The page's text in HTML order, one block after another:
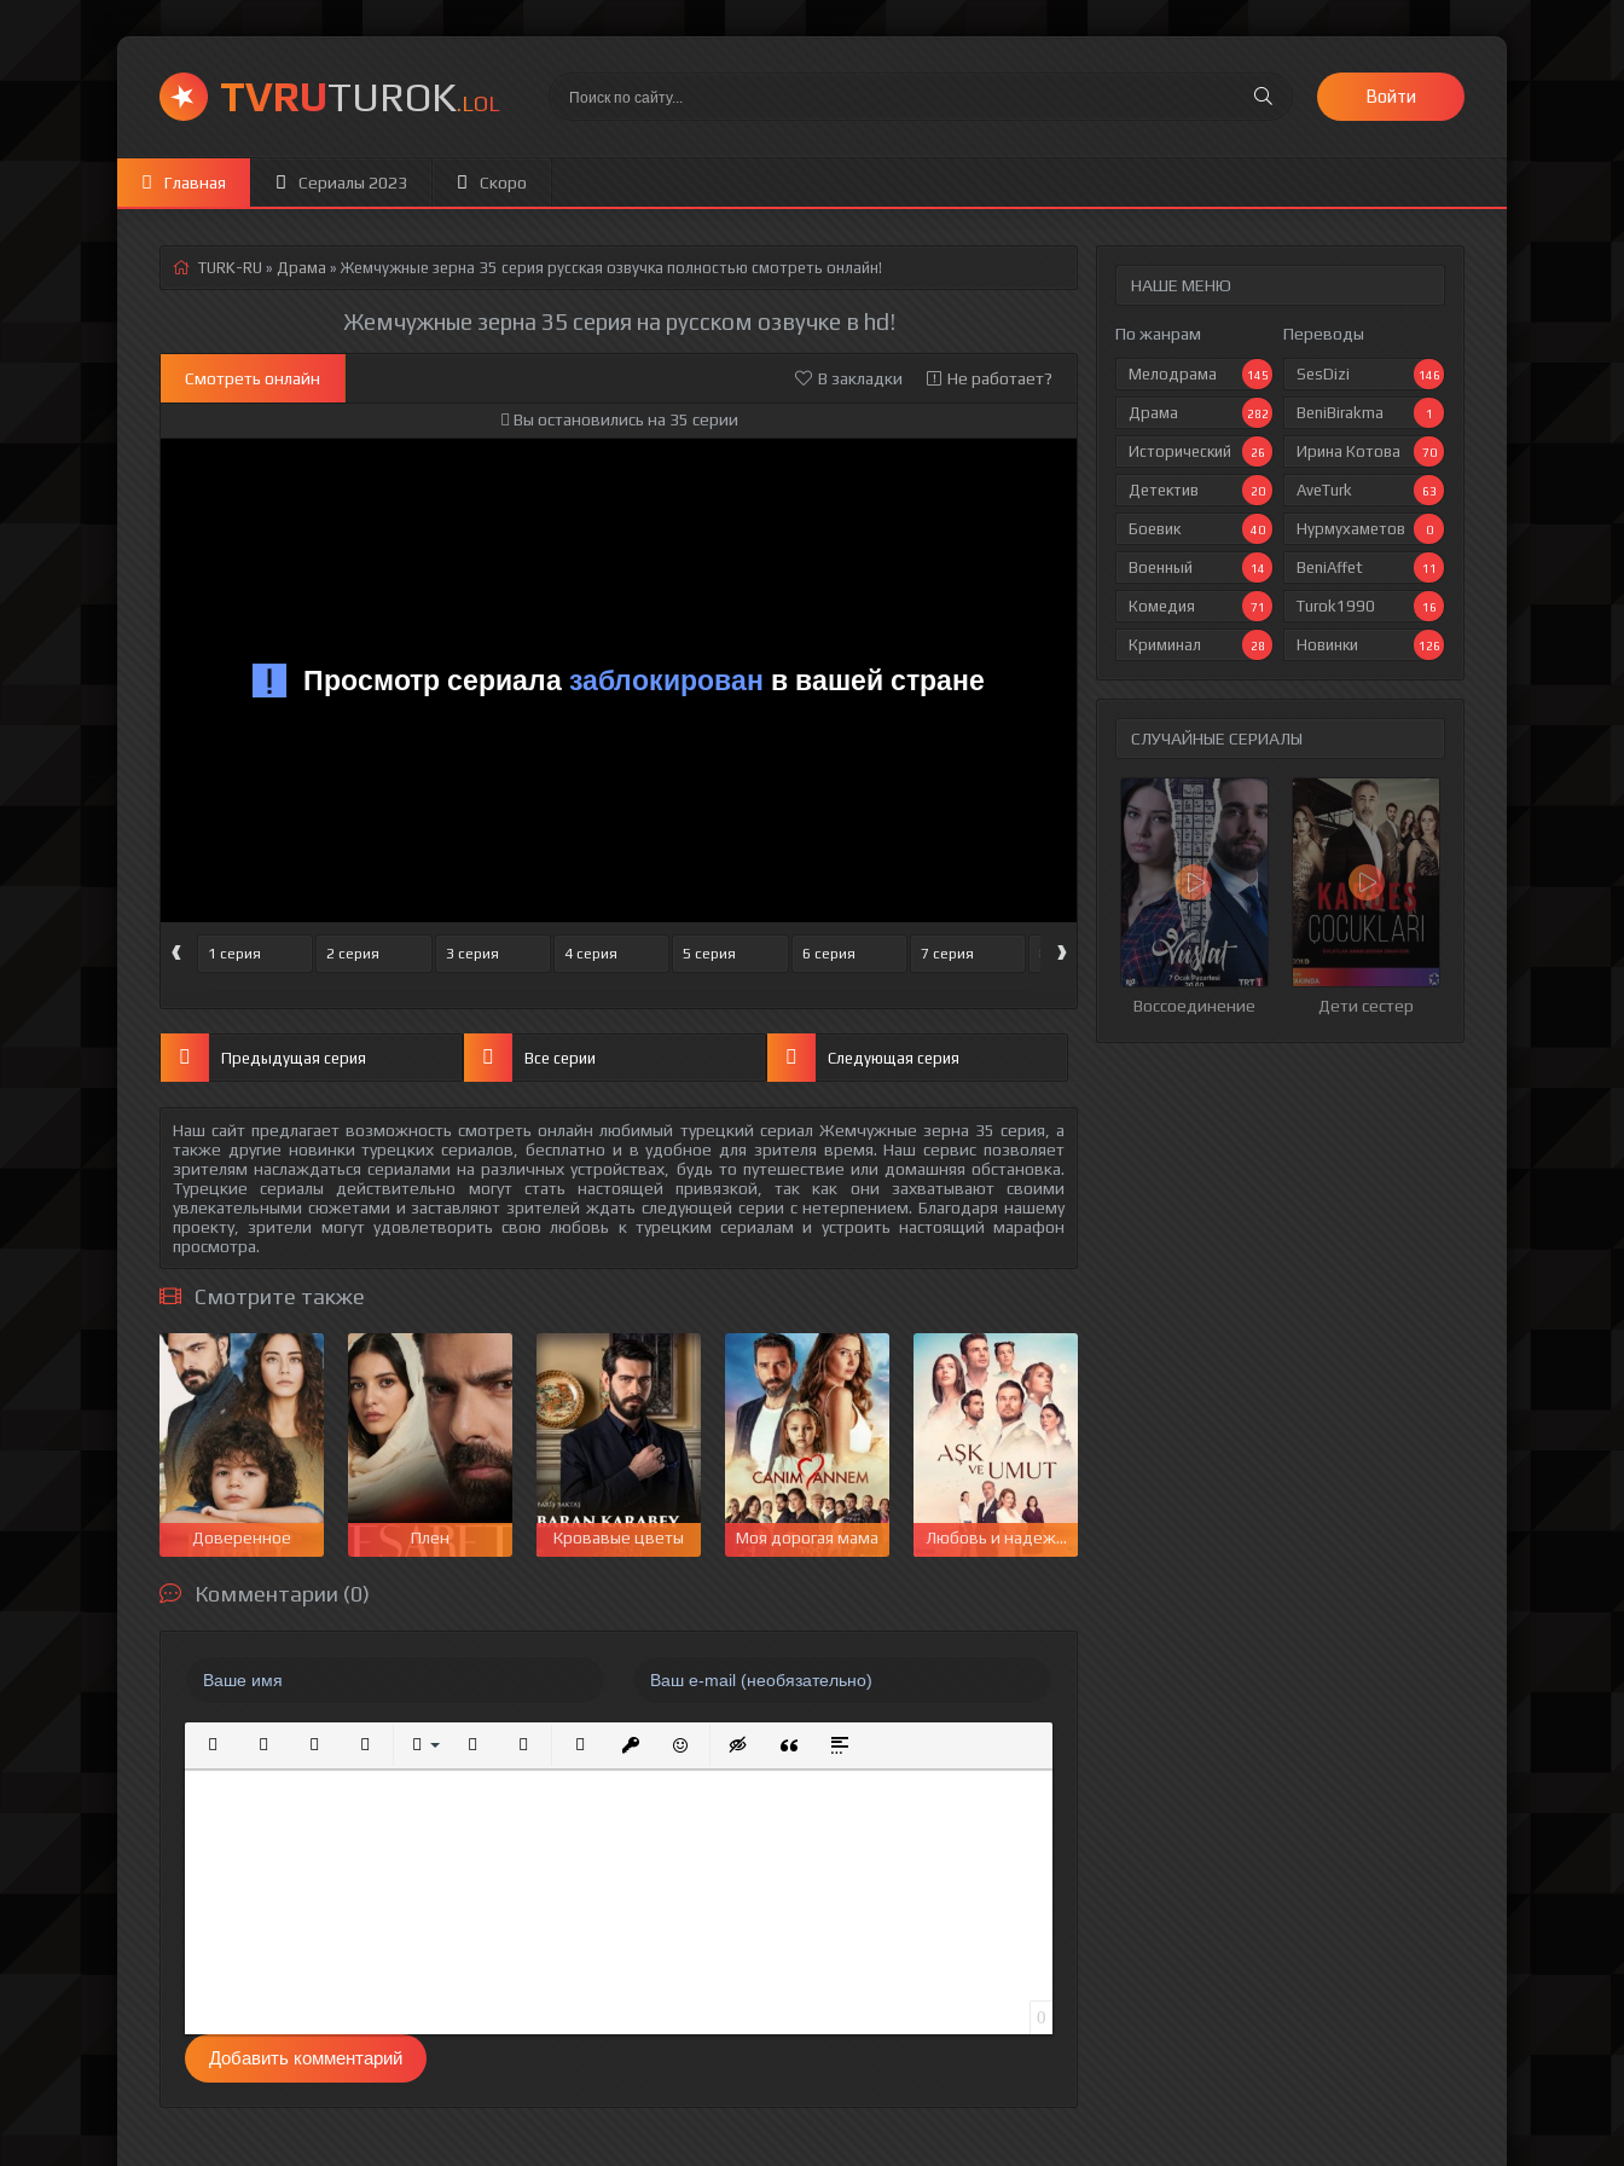
TVRUTUROK.LOL Войти
Главная Сериалы 2023 Скоро
НАШЕ МЕНЮ
По жанрам
Мелодрама 145
Драма 282
Исторический 26
Детектив 20
Боевик 40
Военный 14
Комедия 71
Криминал 28
Переводы
SesDizi 146
BeniBirakma 1
Ирина Котова 70
AveTurk 63
Нурмухаметов 0
BeniAffet 11
Turok1990 16
Новинки 126
СЛУЧАЙНЫЕ СЕРИАЛЫ
Воссоединение Дети сестер
TURK-RU » Драма » Жемчужные зерна 35 серия русская озвучка полностью смотреть онлайн!
Жемчужные зерна 35 серия на русском озвучке в hd!
Смотреть онлайн В закладки Не работает?
Вы остановились на 35 серии
‹ 1 серия 2 серия 3 серия 4 серия 5 серия 6 серия 7 серия 8 серия 9 серия 10 серия 11 серия
›
Предыдущая серия Все серии Следующая серия
Наш сайт предлагает возможность смотреть онлайн любимый турецкий сериал Жемчужные зерна 35 серия, а
также другие новинки турецких сериалов, бесплатно и в удобное для зрителя время. Наш сервис позволяет
зрителям наслаждаться сериалами на различных устройствах, будь то путешествие или домашняя обстановка.
Турецкие сериалы действительно могут стать настоящей привязкой, так как они захватывают своими
увлекательными сюжетами и заставляют зрителей ждать следующей серии с нетерпением. Благодаря нашему
проекту, зрители могут удовлетворить свою любовь к турецким сериалам и устроить настоящий марафон
просмотра.
Смотрите также
Доверенное Плен Кровавые цветы Моя дорогая мама Любовь и надежда
Комментарии (0)
Полужирный
КурсивПодчеркнутый
ЗачеркнутыйВыравнивание
Нумерованный список
Маркированный список
Вставить ссылку
Вставить защищенную ссылку
Вставить смайлик
Вставка скрытого текста
Вставка цитаты
Вставка спойлера
0
Добавить комментарий